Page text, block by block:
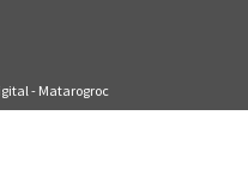
- Matarogroc